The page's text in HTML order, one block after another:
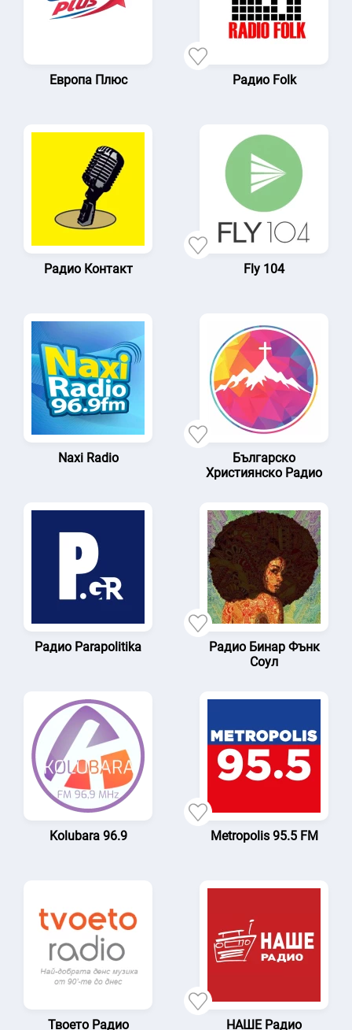
Европа Плюс Радио Folk
Радио Контакт Fly 104
Naxi Radio
Българско
Християнско Радио
Радио Parapolitika
Радио Бинар Фънк
Соул
Kolubara 96.9 Metropolis 95.5 FM
Твоето Радио НАШЕ Радио